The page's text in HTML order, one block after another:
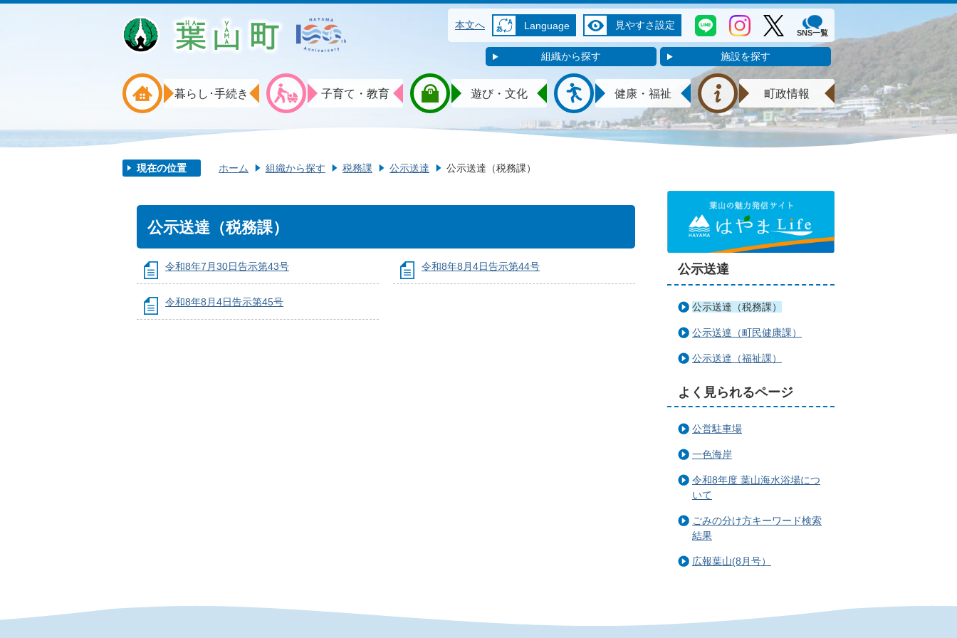
本文へ Language 見やすさ設定
SNS一覧
組織から探す 施設を探す
暮らし･手続き 子育て・教育 遊び・文化 健康・福祉 町政情報
現在の位置 ホーム 組織から探す 税務課 公示送達 公示送達（税務課）
公示送達（税務課）
令和8年7月30日告示第43号 令和8年8月4日告示第44号
令和8年8月4日告示第45号
公示送達
公示送達（税務課）
公示送達（町民健康課）
公示送達（福祉課）
よく見られるページ
公営駐車場
一色海岸
令和8年度 葉山海水浴場につ
いて
ごみの分け方キーワード検索
結果
広報葉山(8月号）